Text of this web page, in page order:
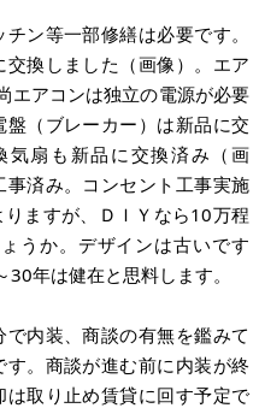
ン等一部修繕は必要です。
換しました（画像）。エア
エアコンは独立の電源が必要
（ブレーカー）は新品に交
扇も新品に交換済み（画
済み。コンセント工事実施
ますが、ＤＩＹなら10万程
うか。デザインは古いです
年は健在と思料します。
内装、商談の有無を鑑みて
。商談が進む前に内装が終
取り止め賃貸に回す予定で